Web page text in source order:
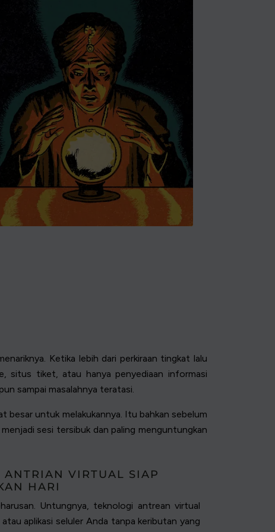
Ketika lebih dari perkiraan tingkat lalu
situs tiket, atau hanya penyediaan informasi
sampai masalahnya teratasi.
besar untuk melakukannya. Itu bahkan sebelum
sesi tersibuk dan paling menguntungkan
VIRTUAL SIAP
HARI
Untungnya, teknologi antrean virtual
aplikasi seluler Anda tanpa keributan yang